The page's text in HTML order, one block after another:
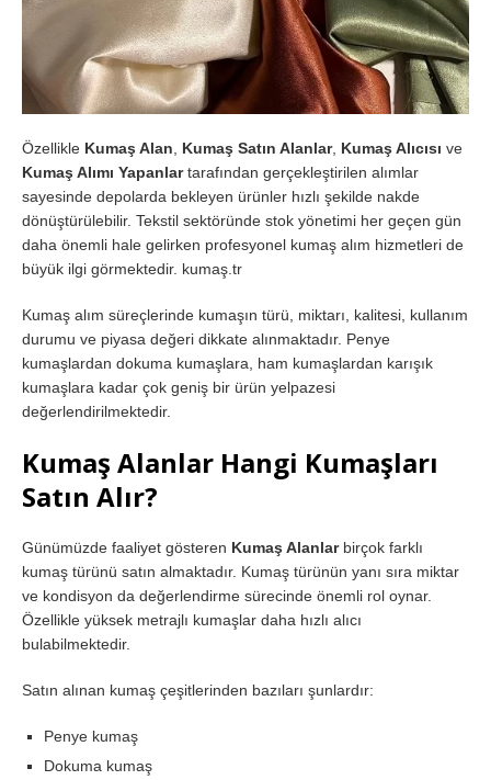
Özellikle Kumaş Alan Kumaş Satın Alanlar, Kumaş Alıcısı ve
Kumaş Alımı Yapanlartarafından gerçekleştirilen alımlar
sayesinde depolarda bekleyen ürünler hızlı şekilde nakde
dönüştürülebilir. Tekstil sektöründe stok yönetimi her geçen gün
daha önemli hale gelirken profesyonel kumaş alım hizmetleri de
büyük ilgi görmektedir. kumaş.tr
Kumaş alım süreçlerinde kumaşın türü, miktarı, kalitesi, kullanım
durumu ve piyasa değeri dikkate alınmaktadır. Penye
kumaşlardan dokuma kumaşlara, ham kumaşlardan karışık
kumaşlara kadar çok geniş bir ürün yelpazesi
değerlendirilmektedir.
Kumaş Alanlar Hangi Kumaşları
Satın Alır?
Günümüzde faaliyet gösteren Kumaş Alanlarbirçok farklı
kumaş türünü satın almaktadır. Kumaş türünün yanı sıra miktar
ve kondisyon da değerlendirme sürecinde önemli rol oynar.
Özellikle yüksek metrajlı kumaşlar daha hızlı alıcı
bulabilmektedir.
Satın alınan kumaş çeşitlerinden bazıları şunlardır:
Penye kumaş
Dokuma kumaş